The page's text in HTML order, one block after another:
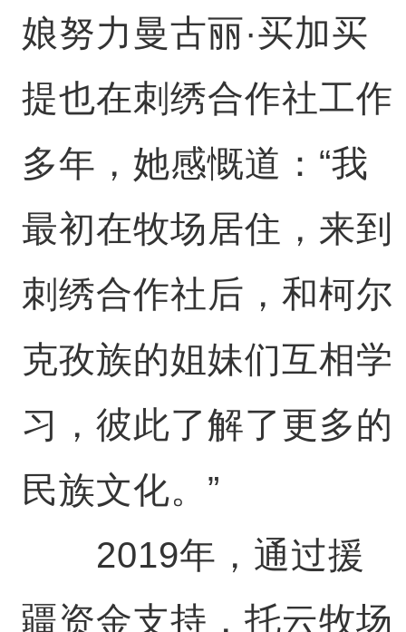
娘努力曼古丽·买加买
提也在刺绣合作社工作
多年，她感慨道：“我
最初在牧场居住，来到
刺绣合作社后，和柯尔
克孜族的姐妹们互相学
习，彼此了解了更多的
民族文化。”
2019年，通过援
疆资金支持，托云牧场